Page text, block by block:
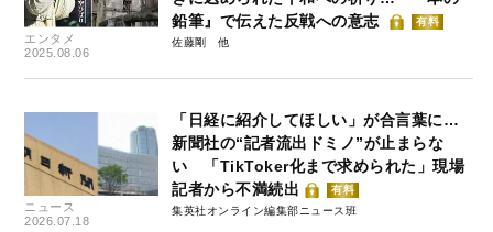
エンタメ
2025.08.06
鉛筆』で伝えた反戦への意志
有料
佐藤剛
ニュース
2026.07.18
「日経に紹介してほしい」が合言葉に…
新聞社の“記者流出ドミノ”が止まらな
い 「TikToker化まで求められた」現場
記者から不満続出
有料
集英社オンライン編集部ニュース班